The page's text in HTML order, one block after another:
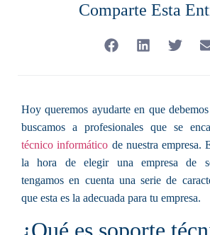
Comparte Esta
Hoy queremos ayudarte en que
buscamos a profesionales que se
técnico informático de nuestra empresa.
la hora de elegir una empresa de
tengamos en cuenta una serie de
que esta es la adecuada para tu empresa.